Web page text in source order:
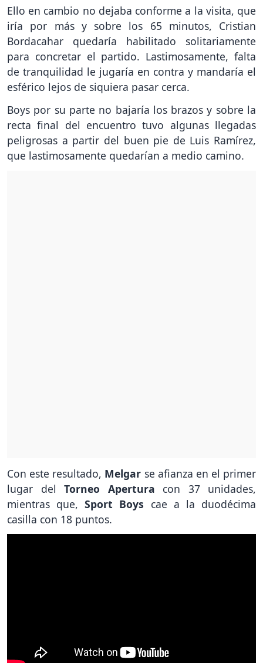
Ello en cambio no dejaba conforme a la visita, que
iría por más y sobre los 65 minutos, Cristian
Bordacahar quedaría habilitado solitariamente
para concretar el partido. Lastimosamente, falta
de tranquilidad le jugaría en contra y mandaría el
esférico lejos de siquiera pasar cerca.
Boys por su parte no bajaría los brazos y sobre la
recta final del encuentro tuvo algunas llegadas
peligrosas a partir del buen pie de Luis Ramírez,
que lastimosamente quedarían a medio camino.
Con este resultado, Melgar se afianza en el primer
lugar del Torneo Apertura con 37 unidades,
mientras que, Sport Boys cae a la duodécima
casilla con 18 puntos.